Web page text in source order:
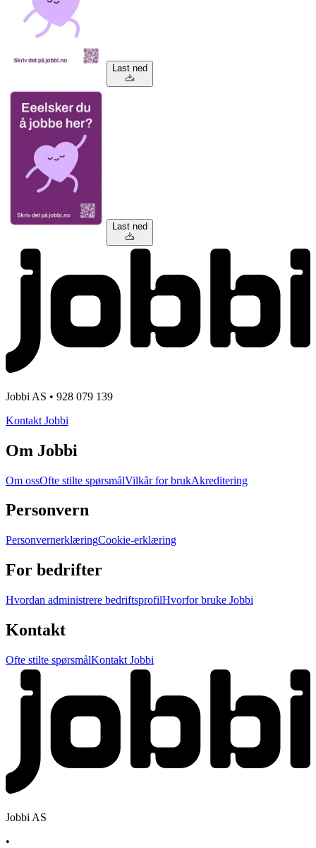
Last ned
Last ned
Jobbi AS • 928 079 139
Kontakt Jobbi
Om Jobbi
Om ossOfte stilte spørsmålVilkår for brukAkreditering
Personvern
PersonvernerklæringCookie-erklæring
For bedrifter
Hvordan administrere bedriftsprofilHvorfor bruke Jobbi
Kontakt
Ofte stilte spørsmålKontakt Jobbi
Jobbi AS
•